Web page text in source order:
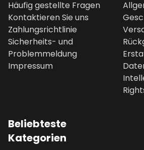
Häufig gestellte Fragen
Kontaktieren Sie uns
Zahlungsrichtlinie
Sicherheits- und
Problemmeldung
Impressum
Beliebteste
Kategorien